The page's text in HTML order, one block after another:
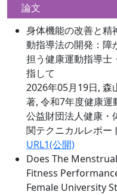
論文
身体機能の改善と精
動指導法の開発：障
担う健康運動指導士
指して
2026年05月19日, 森
著, 令和7年度健康運
公益財団法人健康・
関テクニカルレポー
URL1(公開)
Does The
Fitness
Female University